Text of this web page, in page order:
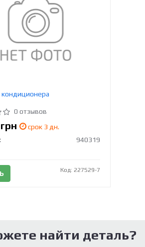
кондиционера
0 отзывов
грн
срок 3 дн.
940319
Код: 227529-7
найти деталь?